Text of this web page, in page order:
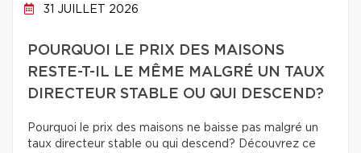
31 JUILLET 2026
POURQUOI LE PRIX DES MAISONS
RESTE-T-IL LE MÊME MALGRÉ UN TAUX
DIRECTEUR STABLE OU QUI DESCEND?
Pourquoi le prix des maisons ne baisse pas malgré un
taux directeur stable ou qui descend? Découvrez ce